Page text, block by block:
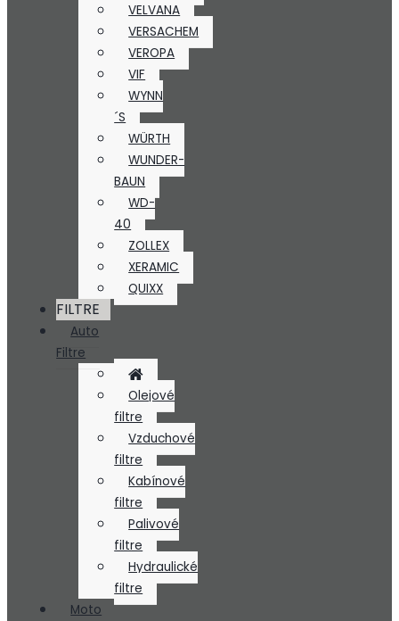
VELVANA
VERSACHEM
VEROPA
VIF
WYNN
´S
WÜRTH
WUNDER-
BAUN
WD-
40
ZOLLEX
XERAMIC
QUIXX
FILTRE
Auto
Filtre
Olejové
filtre
Vzduchové
filtre
Kabínové
filtre
Palivové
filtre
Hydraulické
filtre
Moto